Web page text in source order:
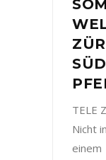
TELE
Nicht
einem